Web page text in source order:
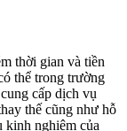
thời gian và tiền
thể trong trường
cấp dịch vụ
thế cũng như hỗ
nghiệm của